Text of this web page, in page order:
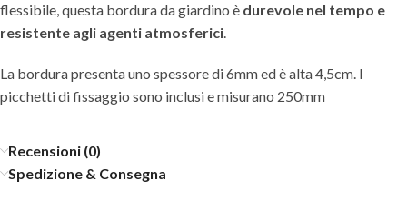
flessibile, questa bordura da giardino è durevole nel tempo e
resistente agli agenti atmosferici.
La bordura presenta uno spessore di 6mm ed è alta 4,5cm. I
picchetti di fissaggio sono inclusi e misurano 250mm
Recensioni (0)
Spedizione & Consegna